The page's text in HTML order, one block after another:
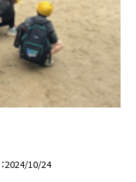
2024/10/24